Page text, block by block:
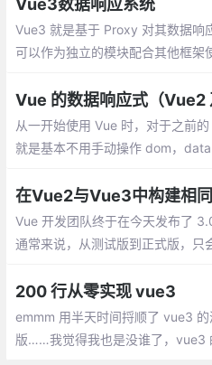
Vue3 就是基于 Proxy 对其数据响
可以作为独立的模块配合其他框架
Vue 的数据响应式（Vue2
从一开始使用 Vue 时，对于之前
就是基本不用手动操作 dom，
态发生了变化及哪里有用到这个数
在Vue2与Vue3中构建相
Vue 开发团队终于在今天发布了
通常来说，从测试版到正式版，只
目即将上马，不妨尝试一下新版本
200 行从零实现 vue3
emmm 用半天时间捋顺了 vue3
版……我觉得我也是没谁了，vue3